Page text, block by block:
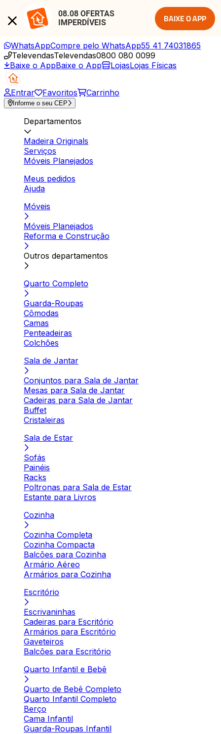
08.08 OFERTAS
IMPERDÍVEIS
BAIXE O APP
WhatsAppCompre pelo WhatsApp55 41 74031865
TelevendasTelevendas0800 080 0099
Baixe o AppBaixe o App LojasLojas Físicas
Entrar Favoritos Carrinho
Informe o seu CEP
Departamentos
Madeira Originals
Serviços
Móveis Planejados
Meus pedidos
Ajuda
Móveis
Móveis Planejados
Reforma e Construção
Outros departamentos
Quarto Completo
Guarda-Roupas
Cômodas
Camas
Penteadeiras
Colchões
Sala de Jantar
Conjuntos para Sala de Jantar
Mesas para Sala de Jantar
Cadeiras para Sala de Jantar
Buffet
Cristaleiras
Sala de Estar
Sofás
Painéis
Racks
Poltronas para Sala de Estar
Estante para Livros
Cozinha
Cozinha Completa
Cozinha Compacta
Balcões para Cozinha
Armário Aéreo
Armários para Cozinha
Escritório
Escrivaninhas
Cadeiras para Escritório
Armários para Escritório
Gaveteiros
Balcões para Escritório
Quarto Infantil e Bebê
Quarto de Bebê Completo
Quarto Infantil Completo
Berço
Cama Infantil
Guarda-Roupas Infantil